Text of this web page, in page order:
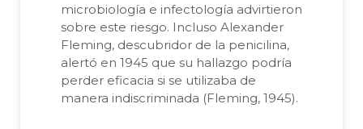
microbiología e infectología advirtieron
sobre este riesgo. Incluso Alexander
Fleming, descubridor de la penicilina,
alertó en 1945 que su hallazgo podría
perder eficacia si se utilizaba de
manera indiscriminada (Fleming, 1945).